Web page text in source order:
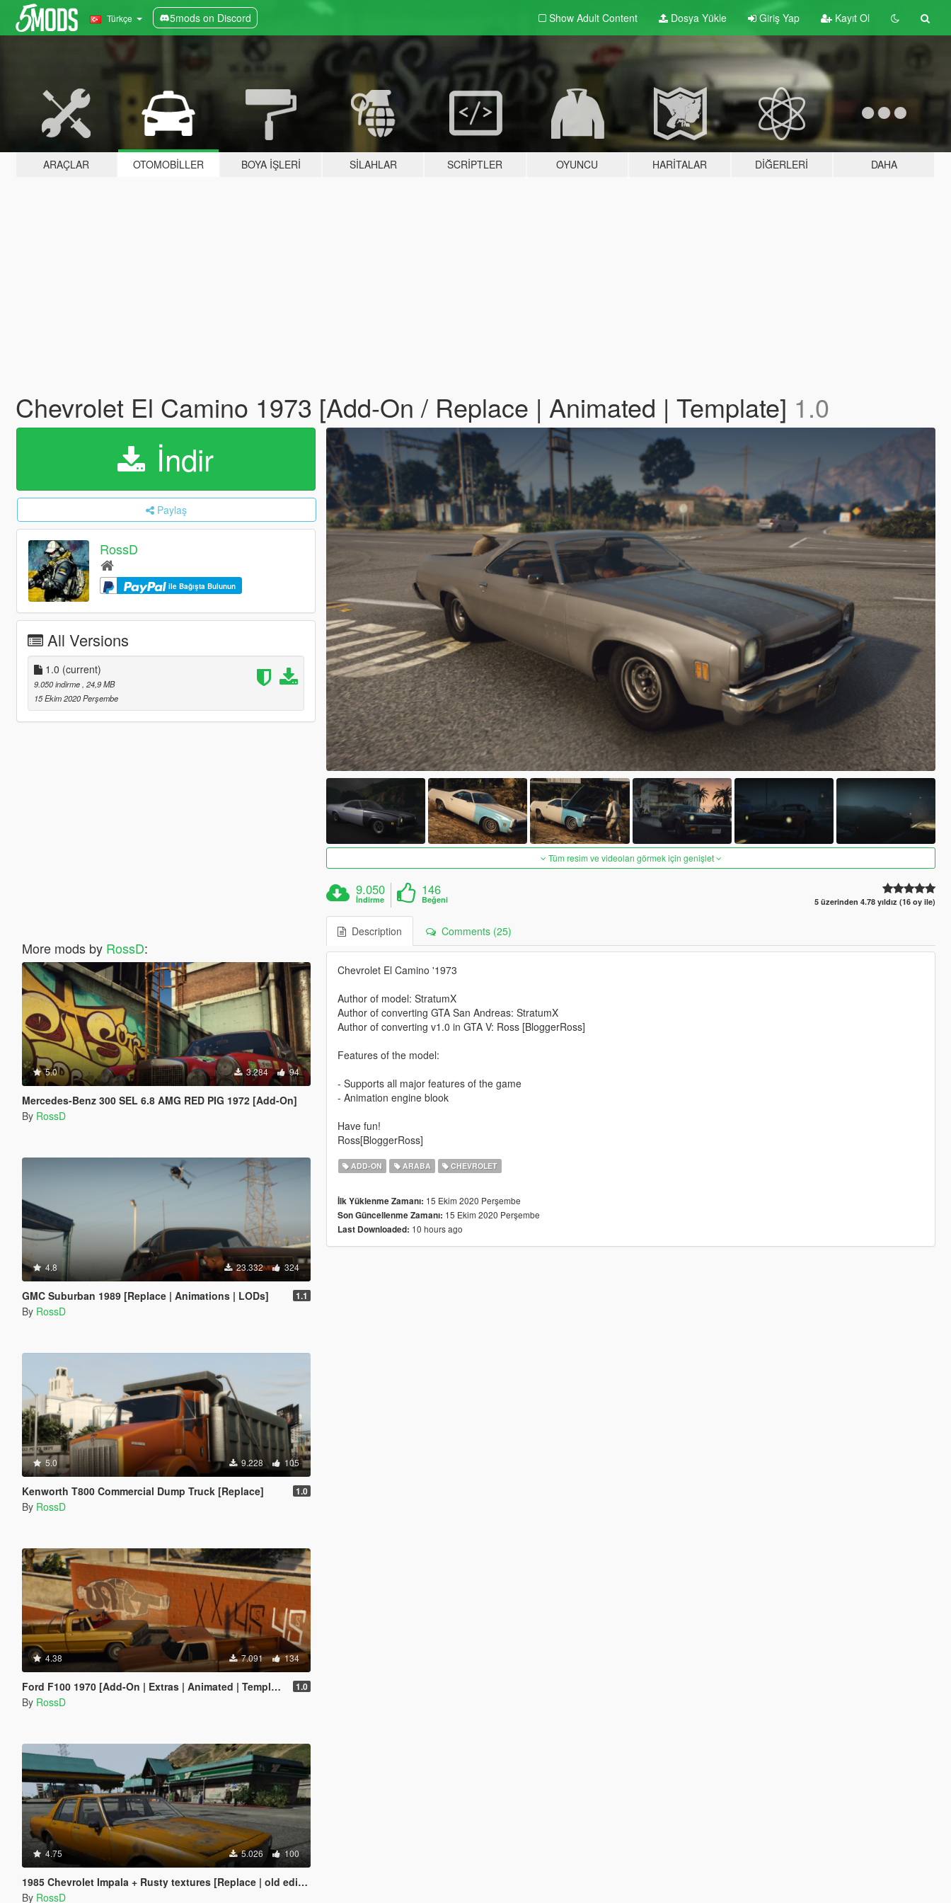
Türkçe 5mods on Discord Show Adult Content Dosya Yükle Giriş Yap Kayıt Ol
ARAÇLAR OTOMOBILLER BOYA İŞLERI SILAHLAR SCRIPTLER OYUNCU HARITALAR DIĞERLERI DAHA
Chevrolet El Camino 1973 [Add-On / Replace | Animated | Template] 1.0
İndir
Paylaş
RossD
ile Bağışta Bulunun
All Versions
1.0 (current)
9.050 indirme , 24,9 MB
15 Ekim 2020 Perşembe
More mods by RossD:
5.0 3.284 94
Mercedes-Benz 300 SEL 6.8 AMG RED PIG 1972 [Add-On]
By RossD
4.8 23.332 324
GMC Suburban 1989 [Replace | Animations | LODs] 1.1
By RossD
5.0 9.228 105
Kenworth T800 Commercial Dump Truck [Replace] 1.0
By RossD
4.38 7.091 134
Ford F100 1970 [Add-On | Extras | Animated | Template] 1.0
By RossD
4.75 5.026 100
1985 Chevrolet Impala + Rusty textures [Replace | old edition]
By RossD
Tüm resim ve videoları görmek için genişlet
9.050
İndirme
146
Beğeni 5 üzerinden 4.78 yıldız (16 oy ile)
Description Comments (25)
Chevrolet El Camino '1973
Author of model: StratumX
Author of converting GTA San Andreas: StratumX
Author of converting v1.0 in GTA V: Ross [BloggerRoss]
Features of the model:
- Supports all major features of the game
- Animation engine blook
Have fun!
Ross[BloggerRoss]
ADD-ON ARABA CHEVROLET
İlk Yüklenme Zamanı: 15 Ekim 2020 Perşembe
Son Güncellenme Zamanı: 15 Ekim 2020 Perşembe
Last Downloaded: 10 hours ago